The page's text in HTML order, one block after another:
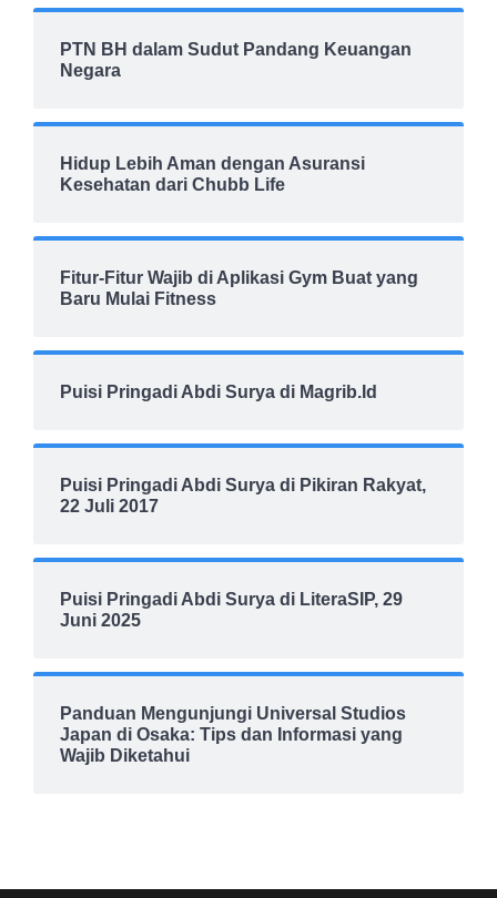
PTN BH dalam Sudut Pandang Keuangan
Negara
Hidup Lebih Aman dengan Asuransi
Kesehatan dari Chubb Life
Fitur-Fitur Wajib di Aplikasi Gym Buat yang
Baru Mulai Fitness
Puisi Pringadi Abdi Surya di Magrib.Id
Puisi Pringadi Abdi Surya di Pikiran Rakyat,
22 Juli 2017
Puisi Pringadi Abdi Surya di LiteraSIP, 29
Juni 2025
Panduan Mengunjungi Universal Studios
Japan di Osaka: Tips dan Informasi yang
Wajib Diketahui